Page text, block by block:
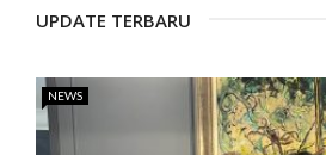
UPDATE TERBARU
NEWS